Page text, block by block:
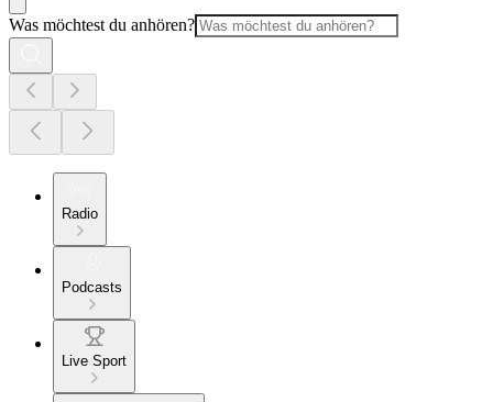
Was möchtest du anhören?
Radio
Podcasts
Live Sport